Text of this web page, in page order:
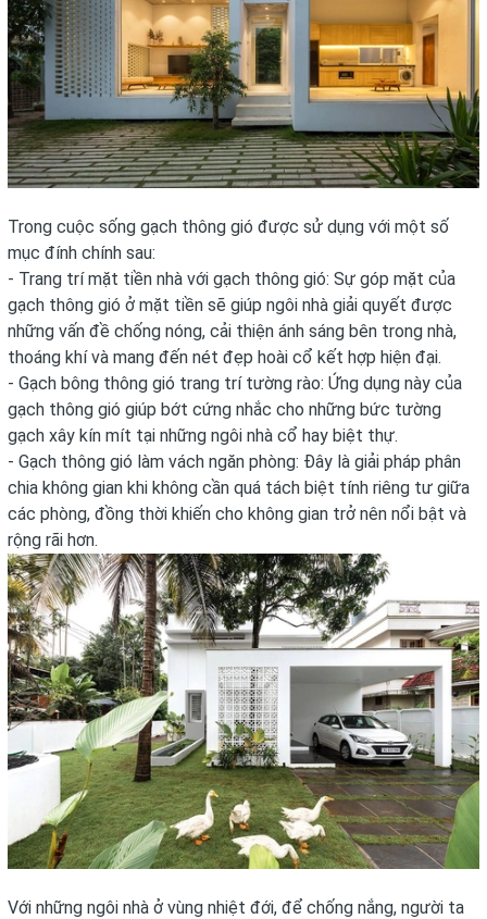
Trong cuộc sống gạch thông gió được sử dụng với một số
mục đính chính sau:
- Trang trí mặt tiền nhà với gạch thông gió: Sự góp mặt của
gạch thông gió ở mặt tiền sẽ giúp ngôi nhà giải quyết được
những vấn đề chống nóng, cải thiện ánh sáng bên trong nhà,
thoáng khí và mang đến nét đẹp hoài cổ kết hợp hiện đại.
- Gạch bông thông gió trang trí tường rào: Ứng dụng này của
gạch thông gió giúp bớt cứng nhắc cho những bức tường
gạch xây kín mít tại những ngôi nhà cổ hay biệt thự.
- Gạch thông gió làm vách ngăn phòng: Đây là giải pháp phân
chia không gian khi không cần quá tách biệt tính riêng tư giữa
các phòng, đồng thời khiến cho không gian trở nên nổi bật và
rộng rãi hơn.
Với những ngôi nhà ở vùng nhiệt đới, để chống nắng, người ta